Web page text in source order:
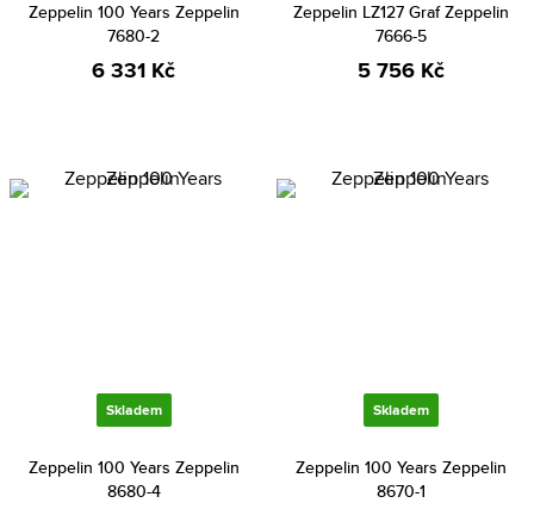
Zeppelin 100 Years Zeppelin
7680-2
6 331 Kč
Zeppelin LZ127 Graf Zeppelin
7666-5
5 756 Kč
Skladem
Zeppelin 100 Years Zeppelin
8680-4
Skladem
Zeppelin 100 Years Zeppelin
8670-1